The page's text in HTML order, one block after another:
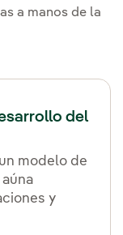
a manos de la
del
modelo de
y